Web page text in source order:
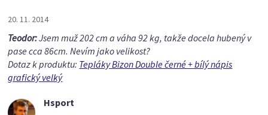
20. 11. 2014
Teodor:Jsem muž 202 cm a váha 92 kg, takže docela hubený v
pase cca 86cm. Nevím jako velikost?
Dotaz k produktu: Tepláky Bizon Double černé + bílý nápis
grafický velký
Hsport